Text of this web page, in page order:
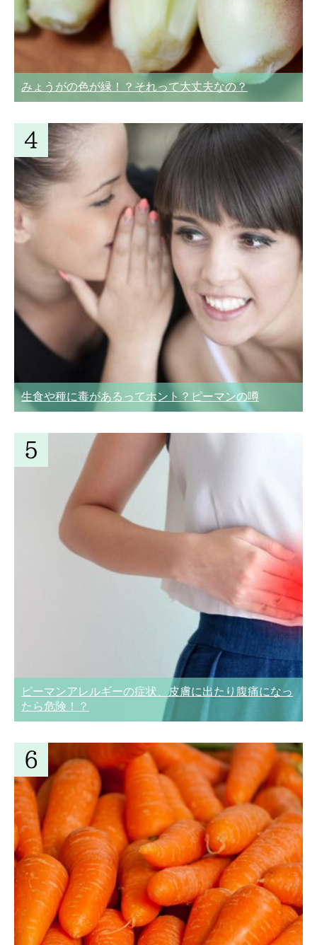
みょうがの色が緑！？それって大丈夫なの？
生食や種に毒があるってホント？ピーマンの噂
ピーマンアレルギーの症状、皮膚に出たり腹痛になっ
たら危険！？